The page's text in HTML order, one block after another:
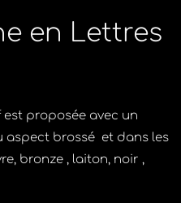
en Lettres
proposée avec un
brossé et dans les
bronze , laiton, noir ,